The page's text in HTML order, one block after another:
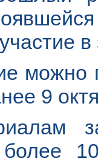
в
можно
9
более